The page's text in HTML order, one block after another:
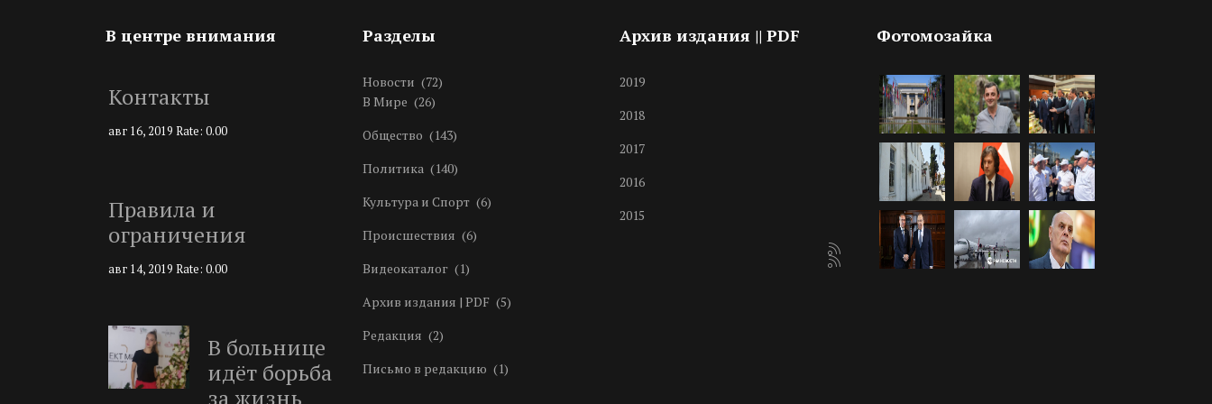
В центре внимания
Контакты
авг 16, 2019 Rate: 0.00
Правила и
ограничения
авг 14, 2019 Rate: 0.00
В больнице
идёт борьба
за жизнь
Разделы
Новости (72)
В Мире (26)
Общество (143)
Политика (140)
Культура и Спорт (6)
Происшествия (6)
Видеокаталог (1)
Архив издания | PDF (5)
Редакция (2)
Письмо в редакцию (1)
Архив издания || PDF
2019
2018
2017
2016
2015
Фотомозайка